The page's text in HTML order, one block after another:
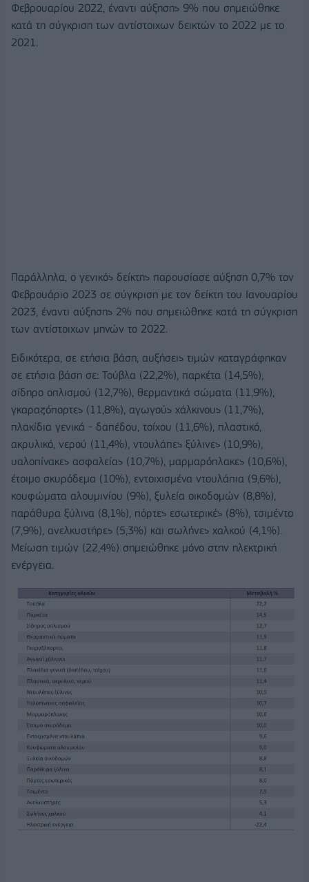
Φεβρουαρίου 2022, έναντι αύξησης 9% που σημειώθηκε
κατά τη σύγκριση των αντίστοιχων δεικτών το 2022 με το
2021.
Παράλληλα, ο γενικός δείκτης παρουσίασε αύξηση 0,7% τον
Φεβρουάριο 2023 σε σύγκριση με τον δείκτη του Ιανουαρίου
2023, έναντι αύξησης 2% που σημειώθηκε κατά τη σύγκριση
των αντίστοιχων μηνών το 2022.
Ειδικότερα, σε ετήσια βάση, αυξήσεις τιμών καταγράφηκαν
σε ετήσια βάση σε: Τούβλα (22,2%), παρκέτα (14,5%),
σίδηρο οπλισμού (12,7%), θερμαντικά σώματα (11,9%),
γκαραζόπορτες (11,8%), αγωγούς χάλκινους (11,7%),
πλακίδια γενικά - δαπέδου, τοίχου (11,6%), πλαστικό,
ακρυλικό, νερού (11,4%), ντουλάπες ξύλινες (10,9%),
υαλοπίνακες ασφαλείας (10,7%), μαρμαρόπλακες (10,6%),
έτοιμο σκυρόδεμα (10%), εντοιχισμένα ντουλάπια (9,6%),
κουφώματα αλουμινίου (9%), ξυλεία οικοδομών (8,8%),
παράθυρα ξύλινα (8,1%), πόρτες εσωτερικές (8%), τσιμέντο
(7,9%), ανελκυστήρες (5,3%) και σωλήνες χαλκού (4,1%).
Μείωση τιμών (22,4%) σημειώθηκε μόνο στην ηλεκτρική
ενέργεια.